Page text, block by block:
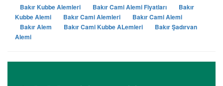
Bakır Kubbe Alemleri Bakır Cami Alemi Fiyatları
Bakır
Kubbe Alemi
Bakır Cami Alemleri
Bakır Cami Alemi
Bakır Alem
Bakır Cami Kubbe ALemleri
Bakır Şadırvan
Alemi